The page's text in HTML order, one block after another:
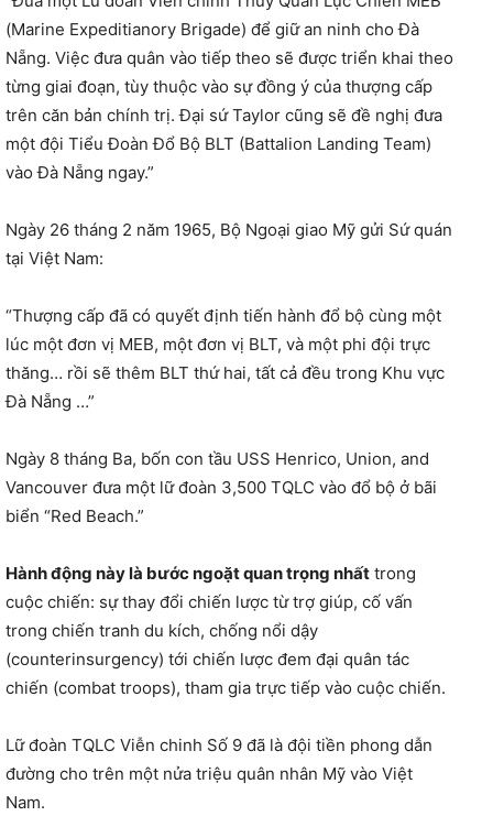
(Marine Expeditianory Brigade) để giữ an ninh cho Đà
Nẵng. Việc đưa quân vào tiếp theo sẽ được triển khai theo
từng giai đoạn, tùy thuộc vào sự đồng ý của thượng cấp
trên căn bản chính trị. Đại sứ Taylor cũng sẽ đề nghị đưa
một đội Tiểu Đoàn Đổ Bộ BLT (Battalion Landing Team)
vào Đà Nẵng ngay.”
Ngày 26 tháng 2 năm 1965, Bộ Ngoại giao Mỹ gửi Sứ quán
tại Việt Nam:
“Thượng cấp đã có quyết định tiến hành đổ bộ cùng một
lúc một đơn vị MEB, một đơn vị BLT, và một phi đội trực
thăng… rồi sẽ thêm BLT thứ hai, tất cả đều trong Khu vực
Đà Nẵng …”
Ngày 8 tháng Ba, bốn con tầu USS Henrico, Union, and
Vancouver đưa một lữ đoàn 3,500 TQLC vào đổ bộ ở bãi
biển “Red Beach.”
Hành động này là bước ngoặt quan trọng nhất trong
cuộc chiến: sự thay đổi chiến lược từ trợ giúp, cố vấn
trong chiến tranh du kích, chống nổi dậy
(counterinsurgency) tới chiến lược đem đại quân tác
chiến (combat troops), tham gia trực tiếp vào cuộc chiến.
Lữ đoàn TQLC Viễn chinh Số 9 đã là đội tiền phong dẫn
đường cho trên một nửa triệu quân nhân Mỹ vào Việt
Nam.